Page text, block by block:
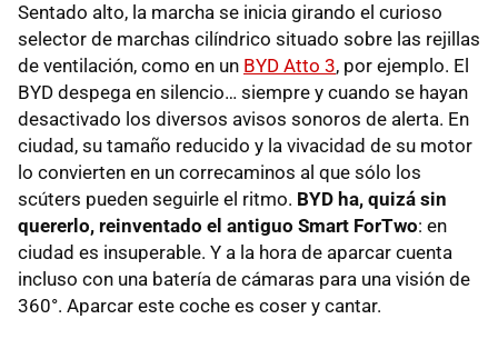
Sentado alto, la marcha se inicia girando el curioso
selector de marchas cilíndrico situado sobre las rejillas
de ventilación, como en un BYD Atto 3, por ejemplo. El
BYD despega en silencio… siempre y cuando se hayan
desactivado los diversos avisos sonoros de alerta. En
ciudad, su tamaño reducido y la vivacidad de su motor
lo convierten en un correcaminos al que sólo los
scúters pueden seguirle el ritmo. BYD ha, quizá sin
quererlo, reinventado el antiguo Smart ForTwo: en
ciudad es insuperable. Y a la hora de aparcar cuenta
incluso con una batería de cámaras para una visión de
360°. Aparcar este coche es coser y cantar.